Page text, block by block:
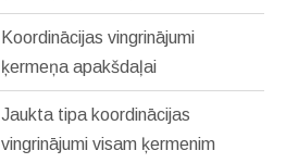
Koordinācijas vingrinājumi
ķermeņa apakšdaļai
Jaukta tipa koordinācijas
vingrinājumi visam ķermenim